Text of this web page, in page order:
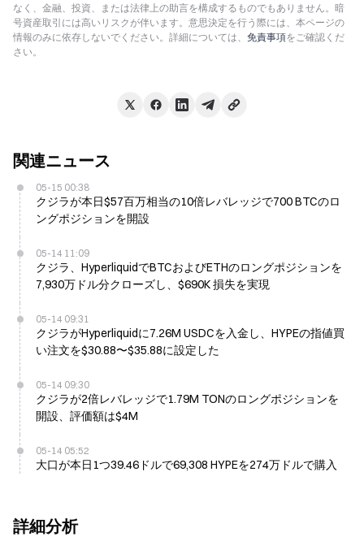
なく、金融、投資、または法律上の助言を構成するものでもありません。暗
号資産取引には高いリスクが伴います。意思決定を行う際には、本ページの
情報のみに依存しないでください。詳細については、 免責事項をご確認くだ
さい。
関連ニュース
05-15 00:38
クジラが本日$57百万相当の10倍レバレッジで700 BTCのロ
ングポジションを開設
05-14 11:09
クジラ、HyperliquidでBTCおよびETHのロングポジションを
7,930万ドル分クローズし、$690K 損失を実現
05-14 09:31
クジラがHyperliquidに7.26M USDCを入金し、HYPEの指値買
い注文を$30.88〜$35.88に設定した
05-14 09:30
クジラが2倍レバレッジで1.79M TONのロングポジションを
開設、評価額は$4M
05-14 05:52
大口が本日1つ39.46ドルで69,308 HYPEを274万ドルで購入
詳細分析